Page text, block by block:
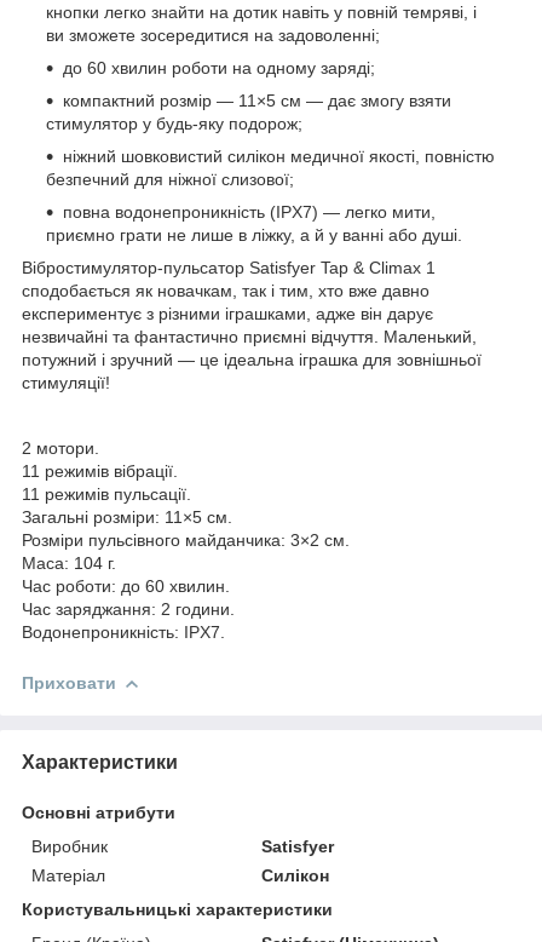
кнопки легко знайти на дотик навіть у повній темряві, і
ви зможете зосередитися на задоволенні;
до 60 хвилин роботи на одному заряді;
компактний розмір — 11×5 см — дає змогу взяти
стимулятор у будь-яку подорож;
ніжний шовковистий силікон медичної якості, повністю
безпечний для ніжної слизової;
повна водонепроникність (IPX7) — легко мити,
приємно грати не лише в ліжку, а й у ванні або душі.
Вібростимулятор-пульсатор Satisfyer Tap & Climax 1
сподобається як новачкам, так і тим, хто вже давно
експериментує з різними іграшками, адже він дарує
незвичайні та фантастично приємні відчуття. Маленький,
потужний і зручний — це ідеальна іграшка для зовнішньої
стимуляції!
2 мотори.
11 режимів вібрації.
11 режимів пульсації.
Загальні розміри: 11×5 см.
Розміри пульсівного майданчика: 3×2 см.
Маса: 104 г.
Час роботи: до 60 хвилин.
Час заряджання: 2 години.
Водонепроникність: IPX7.
Приховати
Характеристики
Основні атрибути
Виробник
Satisfyer
Матеріал
Силікон
Користувальницькі характеристики